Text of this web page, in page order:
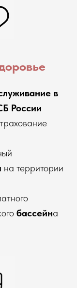
в
России
на территории
бассейна